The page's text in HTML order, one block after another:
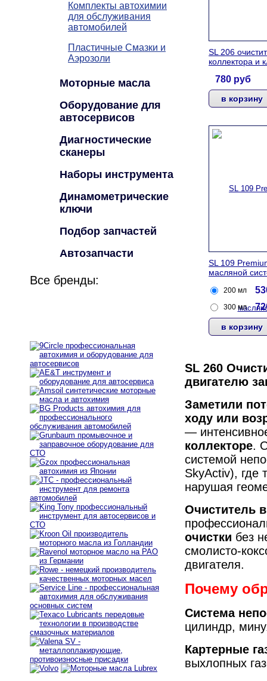
SL 206
коллектора и
780 руб
SL 109
масляной
200 мл
300 мл
SL 260
двигателю
Заметили
ходу или
—
коллекторе.
системой
SkyActiv), где
нарушая
Очиститель
очистки без
смолисто-
двигателя.
Почему
Система
цилиндр,
Картерные
выхлопных
Комплекты автохимии
для обслуживания
автомобилей
Пластичные Смазки и
Аэрозоли
Моторные масла
Оборудование для
автосервисов
Диагностические
сканеры
Наборы инструмента
Динамометрические
ключи
Подбор запчастей
Автозапчасти
Все бренды: